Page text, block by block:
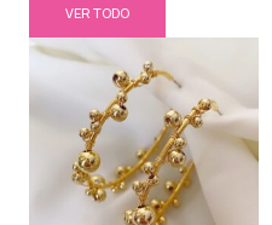
VER TODO